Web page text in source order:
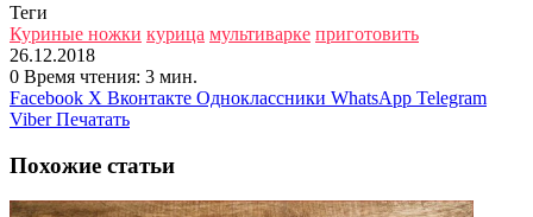
Теги
Куриные ножки курица мультиварке приготовить
26.12.2018
0 Время чтения: 3 мин.
Facebook X Вконтакте Одноклассники WhatsApp Telegram
Viber Печатать
Похожие статьи